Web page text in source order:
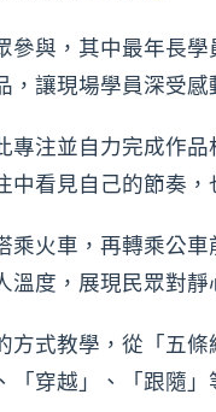
參與，其中最年長
，讓現場學員深受
專注並自力完成作
看見自己的節奏，
乘火車，再轉乘公
溫度，展現民眾對靜
方式教學，從「五
「穿越」、「跟隨